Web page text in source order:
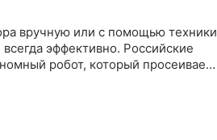
вручную или с помощью техники
эффективно. Российские
робот, который просеивает